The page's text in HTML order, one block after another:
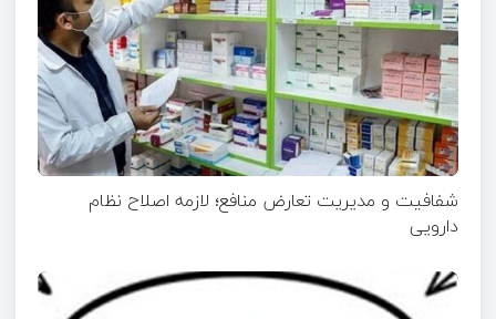
شفافیت و مدیریت تعارض منافع؛ لازمه اصلاح نظام
دارویی